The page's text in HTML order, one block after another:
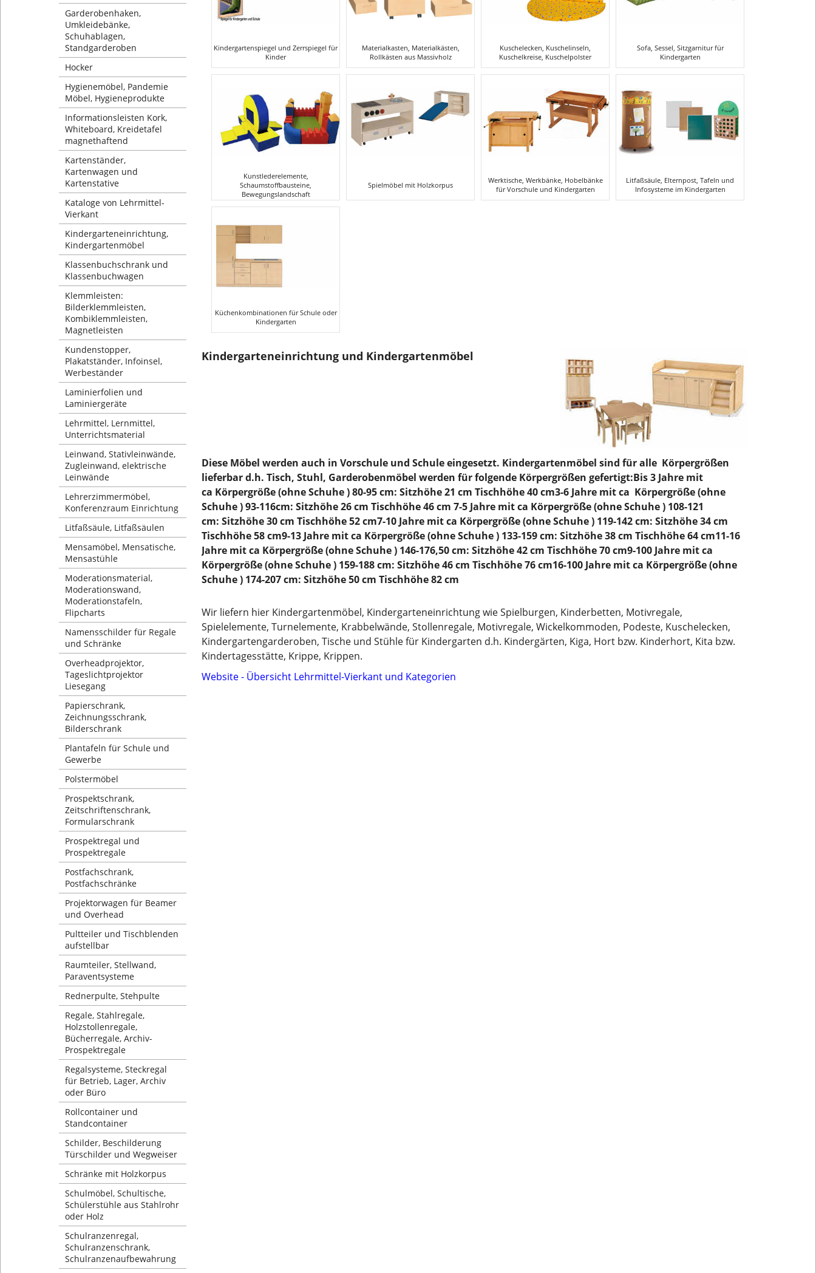
Garderobenhaken,
Umkleidebänke,
Schuhablagen,
Standgarderoben
Hocker
Hygienemöbel, Pandemie
Möbel, Hygieneprodukte
Informationsleisten Kork,
Whiteboard, Kreidetafel
magnethaftend
Kartenständer,
Kartenwagen und
Kartenstative
Kataloge von Lehrmittel-
Vierkant
Kindergarteneinrichtung,
Kindergartenmöbel
Klassenbuchschrank und
Klassenbuchwagen
Klemmleisten:
Bilderklemmleisten,
Kombiklemmleisten,
Magnetleisten
Kundenstopper,
Plakatständer, Infoinsel,
Werbeständer
Laminierfolien und
Laminiergeräte
Lehrmittel, Lernmittel,
Unterrichtsmaterial
Leinwand, Stativleinwände,
Zugleinwand, elektrische
Leinwände
Lehrerzimmermöbel,
Konferenzraum Einrichtung
Litfaßsäule, Litfaßsäulen
Mensamöbel, Mensatische,
Mensastühle
Moderationsmaterial,
Moderationswand,
Moderationstafeln,
Flipcharts
Namensschilder für Regale
und Schränke
Overheadprojektor,
Tageslichtprojektor
Liesegang
Papierschrank,
Zeichnungsschrank,
Bilderschrank
Plantafeln für Schule und
Gewerbe
Polstermöbel
Prospektschrank,
Zeitschriftenschrank,
Formularschrank
Prospektregal und
Prospektregale
Postfachschrank,
Postfachschränke
Projektorwagen für Beamer
und Overhead
Pultteiler und Tischblenden
aufstellbar
Raumteiler, Stellwand,
Paraventsysteme
Rednerpulte, Stehpulte
Regale, Stahlregale,
Holzstollenregale,
Bücherregale, Archiv-
Prospektregale
Regalsysteme, Steckregal
für Betrieb, Lager, Archiv
oder Büro
Rollcontainer und
Standcontainer
Schilder, Beschilderung
Türschilder und Wegweiser
Schränke mit Holzkorpus
Schulmöbel, Schultische,
Schülerstühle aus Stahlrohr
oder Holz
Schulranzenregal,
Schulranzenschrank,
Schulranzenaufbewahrung
Kindergartenspiegel und Zerrspiegel für
Kinder
Materialkasten, Materialkästen,
Rollkästen aus Massivholz
Kuschelecken, Kuschelinseln,
Kuschelkreise, Kuschelpolster
Sofa, Sessel, Sitzgarnitur für
Kindergarten
Kunstlederelemente,
Schaumstoffbausteine,
Bewegungslandschaft
Spielmöbel mit Holzkorpus
Werktische, Werkbänke, Hobelbänke
für Vorschule und Kindergarten
Litfaßsäule, Elternpost, Tafeln und
Infosysteme im Kindergarten
Küchenkombinationen für Schule oder
Kindergarten
Kindergarteneinrichtung und Kindergartenmöbel
Diese Möbel werden auch in Vorschule und Schule eingesetzt. Kindergartenmöbel sind für alle Körpergrößen
lieferbar d.h. Tisch, Stuhl, Garderobenmöbel werden für folgende Körpergrößen gefertigt:Bis 3 Jahre mit
ca Körpergröße (ohne Schuhe ) 80-95 cm: Sitzhöhe 21 cm Tischhöhe 40 cm3-6 Jahre mit ca Körpergröße (ohne
Schuhe ) 93-116cm: Sitzhöhe 26 cm Tischhöhe 46 cm 7-5 Jahre mit ca Körpergröße (ohne Schuhe ) 108-121
cm: Sitzhöhe 30 cm Tischhöhe 52 cm7-10 Jahre mit ca Körpergröße (ohne Schuhe ) 119-142 cm: Sitzhöhe 34 cm
Tischhöhe 58 cm9-13 Jahre mit ca Körpergröße (ohne Schuhe ) 133-159 cm: Sitzhöhe 38 cm Tischhöhe 64 cm11-16
Jahre mit ca Körpergröße (ohne Schuhe ) 146-176,50 cm: Sitzhöhe 42 cm Tischhöhe 70 cm9-100 Jahre mit ca
Körpergröße (ohne Schuhe ) 159-188 cm: Sitzhöhe 46 cm Tischhöhe 76 cm16-100 Jahre mit ca Körpergröße (ohne
Schuhe ) 174-207 cm: Sitzhöhe 50 cm Tischhöhe 82 cm
Wir liefern hier Kindergartenmöbel, Kindergarteneinrichtung wie Spielburgen, Kinderbetten, Motivregale,
Spielelemente, Turnelemente, Krabbelwände, Stollenregale, Motivregale, Wickelkommoden, Podeste, Kuschelecken,
Kindergartengarderoben, Tische und Stühle für Kindergarten d.h. Kindergärten, Kiga, Hort bzw. Kinderhort, Kita bzw.
Kindertagesstätte, Krippe, Krippen.
Website - Übersicht Lehrmittel-Vierkant und Kategorien